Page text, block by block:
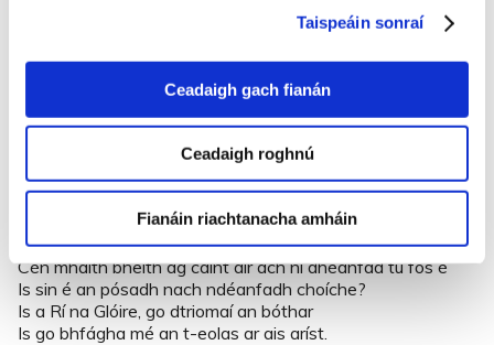
Taispeáin sonraí
Ceadaigh gach fianán
Ceadaigh roghnú
Fianáin riachtanacha amháin
Dhá chéad cléireach is a ghoil in éineacht
Is a trian a tréartha ní fhéadfadh scríobh
Dá n-deirfinn Héilean lér scriosadh an Traoi
Ach is scoth ban Éireann as ucht an méid sin
‘S í spéir na gréine, atá i mBaile Uí Laoi.
A réalt an tsolais, is a ghrian bhreá an Fhómhair,
A cháillín stuama, a mheall mo chroí
Dá dtiocfá liomsa i gcaitheamh an fhómhair
Ó dhéanfainn teach duit ar bheagán cíos
Cén mhaith bheith ag caint air ach ní dhéanfad tú fós é
Is sin é an pósadh nach ndéanfadh choíche?
Is a Rí na Glóire, go dtriomaí an bóthar
Is go bhfágha mé an t-eolas ar ais aríst.